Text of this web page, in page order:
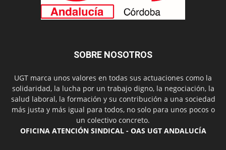
SOBRE NOSOTROS
UGT marca unos valores en todas sus actuaciones como la
solidaridad, la lucha por un trabajo digno, la negociación, la
salud laboral, la formación y su contribución a una sociedad
más justa y más igual para todos, no solo para unos pocos o
un colectivo concreto.
OFICINA ATENCIÓN SINDICAL - OAS UGT ANDALUCÍA